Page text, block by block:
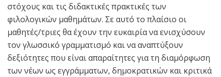
στόχους και τις διδακτικές πρακτικές των
φιλολογικών μαθημάτων. Σε αυτό το πλαίσιο οι
μαθητές/τριες θα έχουν την ευκαιρία να ενισχύσουν
τον γλωσσικό γραμματισμό και να αναπτύξουν
δεξιότητες που είναι απαραίτητες για τη διαμόρφωση
των νέων ως εγγράμματων, δημοκρατικών και κριτικά